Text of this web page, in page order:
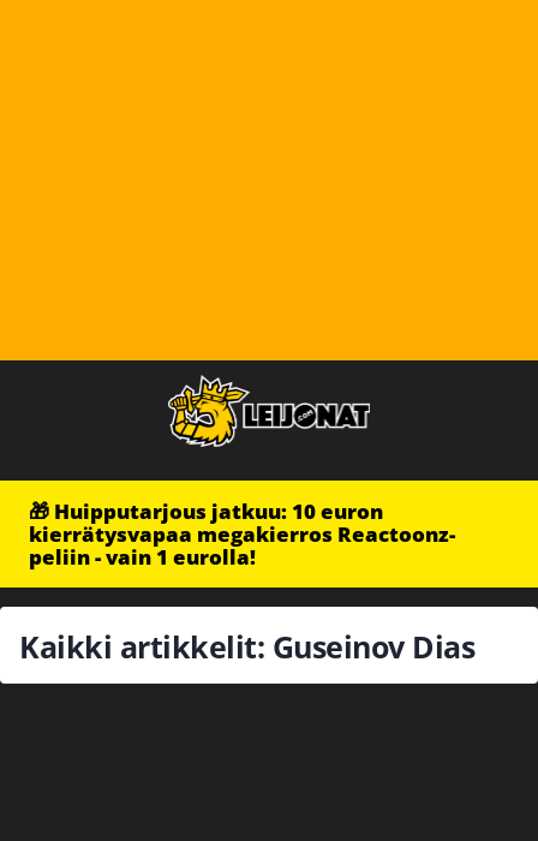
🎁 Huipputarjous jatkuu: 10 euron
kierrätysvapaa megakierros Reactoonz-
peliin - vain 1 eurolla!
Kaikki artikkelit: Guseinov Dias